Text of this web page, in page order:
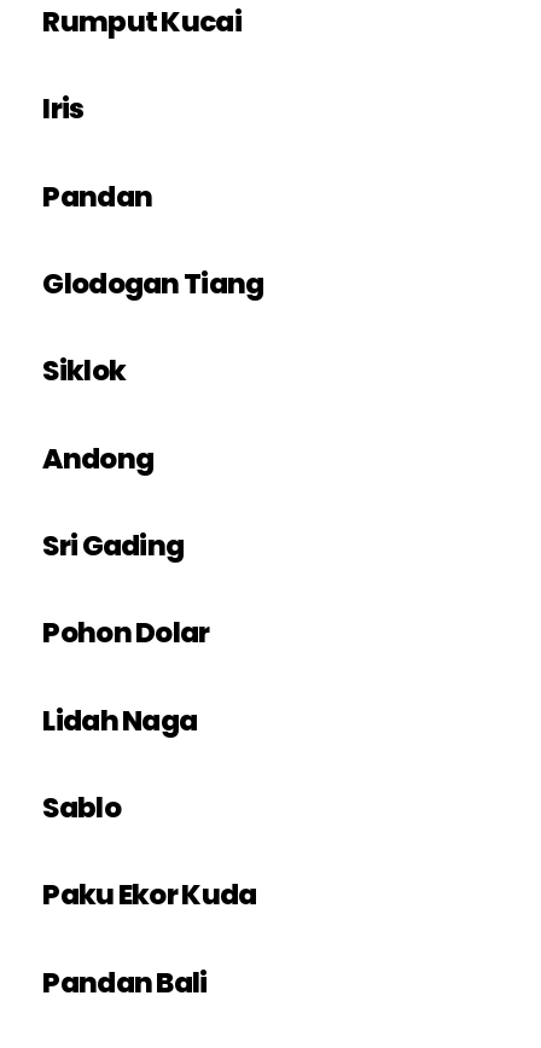
Rumput Kucai
Iris
Pandan
Glodogan Tiang
Siklok
Andong
Sri Gading
Pohon Dolar
Lidah Naga
Sablo
Paku Ekor Kuda
Pandan Bali